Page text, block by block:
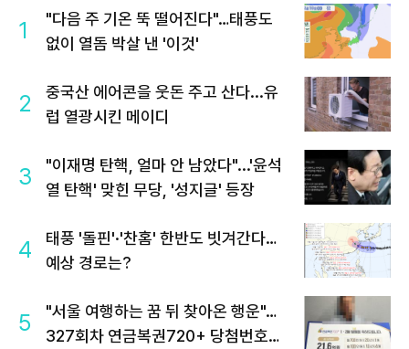
1
"다음 주 기온 뚝 떨어진다"…태풍도
없이 열돔 박살 낸 '이것'
2
중국산 에어콘을 웃돈 주고 산다...유
럽 열광시킨 메이디
3
"이재명 탄핵, 얼마 안 남았다"...'윤석
열 탄핵' 맞힌 무당, '성지글' 등장
4
태풍 '돌핀'·'찬홈' 한반도 빗겨간다…
예상 경로는?
5
"서울 여행하는 꿈 뒤 찾아온 행운"…
327회차 연금복권720+ 당첨번호조